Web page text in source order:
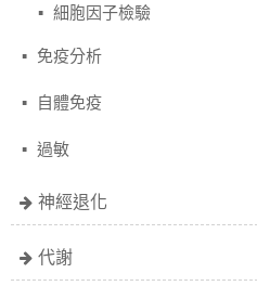
細胞因子檢驗
免疫分析
自體免疫
過敏
神經退化
代謝